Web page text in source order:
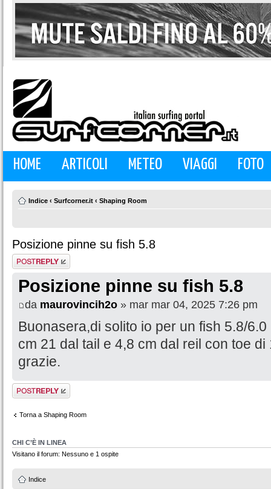
HOME ARTICOLI METEO VIAGGI FOTO
Indice ‹ Surfcorner.it ‹ Shaping Room
Posizione pinne su fish 5.8
Rispondi al
messaggio
Posizione pinne su fish 5.8
da maurovincih2o » mar mar 04, 2025 7:26 pm
Buonasera,di solito io per un fish 5.8/
cm 21 dal tail e 4,8 cm dal reil con toe
grazie.
Rispondi al
messaggio
Torna a Shaping Room
CHI C’È IN LINEA
Visitano il forum: Nessuno e 1 ospite
Indice